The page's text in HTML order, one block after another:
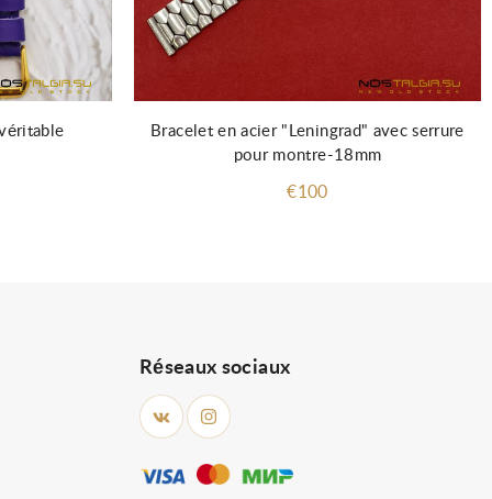
Bracelet en acier "Leningrad" avec serrure
pour montre-18mm
€100
Réseaux sociaux